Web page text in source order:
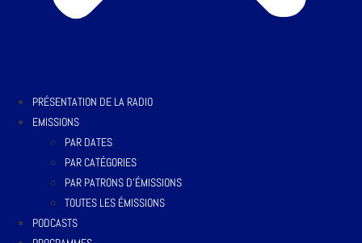
PRÉSENTATION DE LA RADIO
EMISSIONS
PAR DATES
PAR CATÉGORIES
PAR PATRONS D’ÉMISSIONS
TOUTES LES ÉMISSIONS
PODCASTS